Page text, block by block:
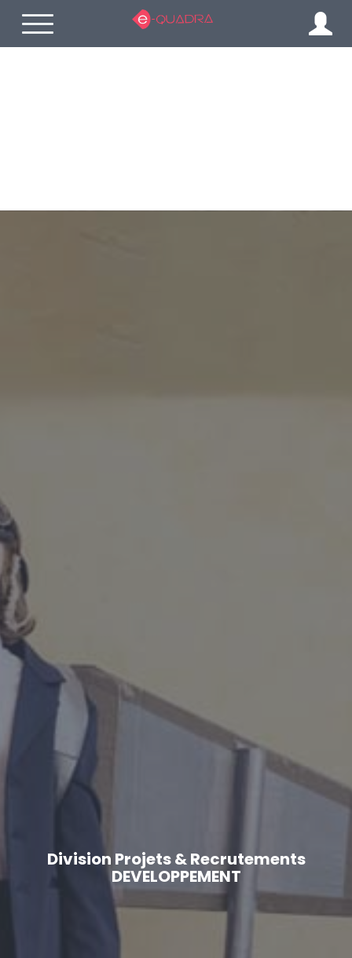
Division Projets & Recrutements
DEVELOPPEMENT